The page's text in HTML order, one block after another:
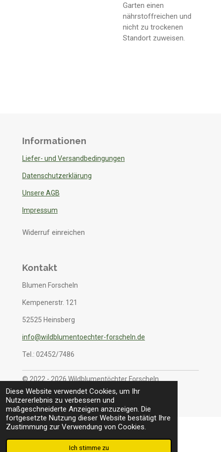
Diese Website verwendet Cookies, um Ihr
Nutzererlebnis zu verbessern und
maßgeschneiderte Anzeigen anzuzeigen. Die
fortgesetzte Nutzung dieser Website bestätigt Ihre
Zustimmung zur Verwendung von Cookies.
Ich stimme zu
Garten einen
nährstoffreichen und
nicht zu trockenen
Standort zuweisen.
Informationen
Liefer- und Versandbedingungen
Datenschutzerklärung
Unsere AGB
Impressum
Widerruf einreichen
Kontakt
Blumen Forscheln
Kempenerstr. 121
52525 Heinsberg
info@wildblumentoechter-forscheln.de
Tel.: 02452/7486
© 2022 - 2026 Wildblumentöchter Forscheln
Mit Unterstützung vonWebador